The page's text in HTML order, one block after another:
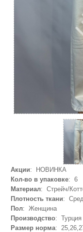
Акции: НОВИНКА
Кол-во в упаковке: 6
Материал: Стрейч/
Плотность ткани:
Пол: Женщина
Производство: Турция
Размер норма: